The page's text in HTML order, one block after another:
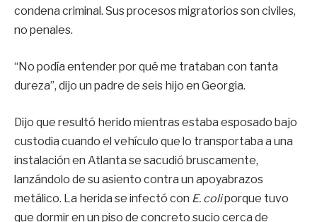
condena criminal. Sus procesos migratorios son civiles,
no penales.
“No podía entender por qué me trataban con tanta
dureza”, dijo un padre de seis hijo en Georgia.
Dijo que resultó herido mientras estaba esposado bajo
custodia cuando el vehículo que lo transportaba a una
instalación en Atlanta se sacudió bruscamente,
lanzándolo de su asiento contra un apoyabrazos
metálico. La herida se infectó con E. coliporque tuvo
que dormir en un piso de concreto sucio cerca de